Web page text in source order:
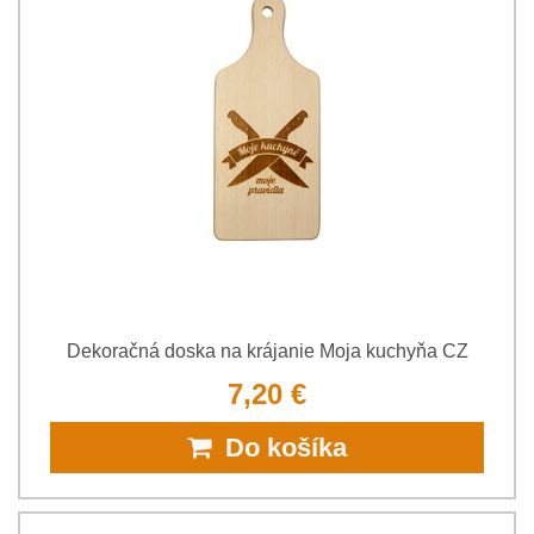
Dekoračná doska na krájanie Moja kuchyňa CZ
7,20 €
Do košíka